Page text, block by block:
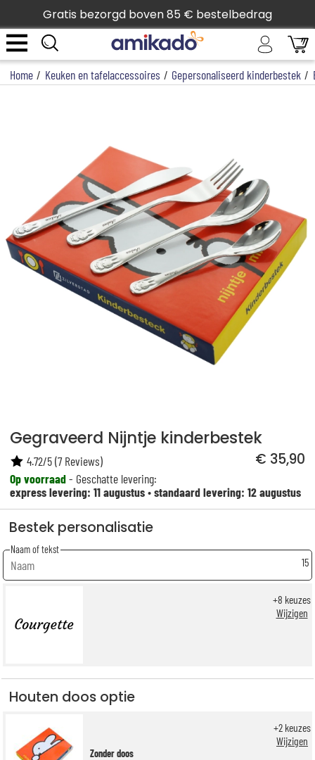
Gratis bezorgd boven 85 € bestelbedrag
Home / Keuken en tafelaccessoires / Gepersonaliseerd kinderbestek /
Gegraveerd Nijntje kinderbestek
€ 35,90
Op voorraad- Geschatte levering:
express levering: 11 augustus•standaard levering: 12 augustus
4.72/5(7Reviews)
Bestek personalisatie
Naam of tekst
15
+8 keuzes
Wijzigen
Houten doos optie
Zonder doos
+2 keuzes
Wijzigen